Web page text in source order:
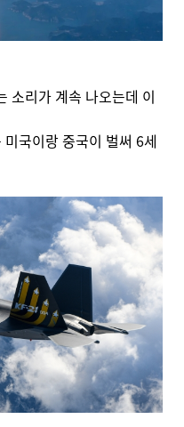
소리가 계속 나오는데 이
국이랑 중국이 벌써 6세